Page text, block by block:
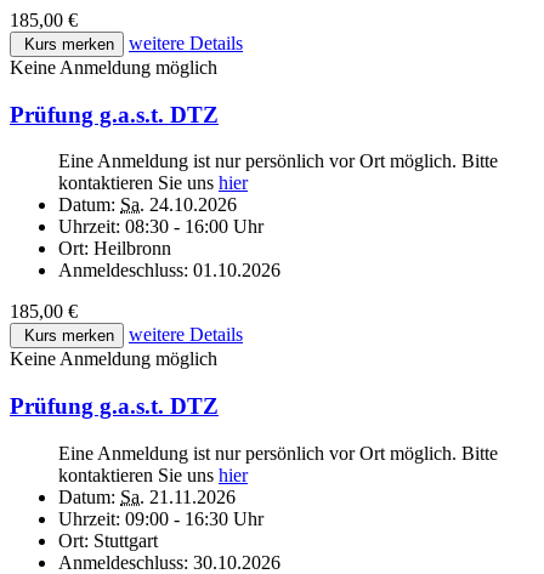
185,00 €
Kurs merken
weitere Details
Keine Anmeldung möglich
Prüfung g.a.s.t. DTZ
Eine Anmeldung ist nur persönlich vor Ort möglich. Bitte
kontaktieren Sie uns hier
Datum: Sa. 24.10.2026
Uhrzeit: 08:30 - 16:00 Uhr
Ort: Heilbronn
Anmeldeschluss: 01.10.2026
185,00 €
Kurs merken
weitere Details
Keine Anmeldung möglich
Prüfung g.a.s.t. DTZ
Eine Anmeldung ist nur persönlich vor Ort möglich. Bitte
kontaktieren Sie uns hier
Datum: Sa. 21.11.2026
Uhrzeit: 09:00 - 16:30 Uhr
Ort: Stuttgart
Anmeldeschluss: 30.10.2026